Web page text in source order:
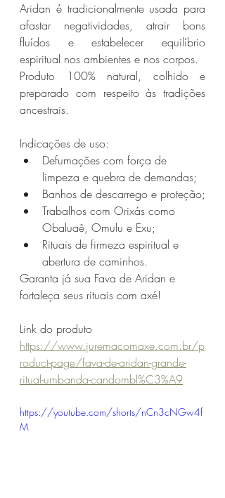
Aridan é tradicionalmente usada para
afastar negatividades, atrair bons
fluídos e estabelecer equilíbrio
espiritual nos ambientes e nos corpos.
Produto 100% natural, colhido e
preparado com respeito às tradições
ancestrais.
Indicações de uso:
Defumações com força de
limpeza e quebra de demandas;
Banhos de descarrego e proteção;
Trabalhos com Orixás como
Obaluaê, Omulu e Exu;
Rituais de firmeza espiritual e
abertura de caminhos.
Garanta já sua Fava de Aridan e
fortaleça seus rituais com axé!
Link do produto
https://www.juremacomaxe.com.br/p
roduct-page/fava-de-aridan-grande-
ritual-umbanda-candombl%C3%A9
https://youtube.com/shorts/nCn3cNGw4f
M